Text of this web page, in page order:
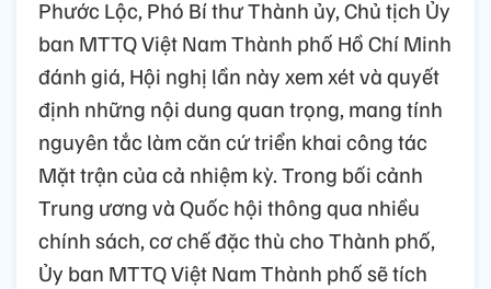
Phước Lộc, Phó Bí thư Thành ủy, Chủ tịch Ủy
ban MTTQ Việt Nam Thành phố Hồ Chí Minh
đánh giá, Hội nghị lần này xem xét và quyết
định những nội dung quan trọng, mang tính
nguyên tắc làm căn cứ triển khai công tác
Mặt trận của cả nhiệm kỳ. Trong bối cảnh
Trung ương và Quốc hội thông qua nhiều
chính sách, cơ chế đặc thù cho Thành phố,
Ủy ban MTTQ Việt Nam Thành phố sẽ tích